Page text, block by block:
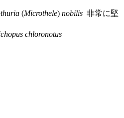
(Microthele) nobilis 非常に堅
chloronotus